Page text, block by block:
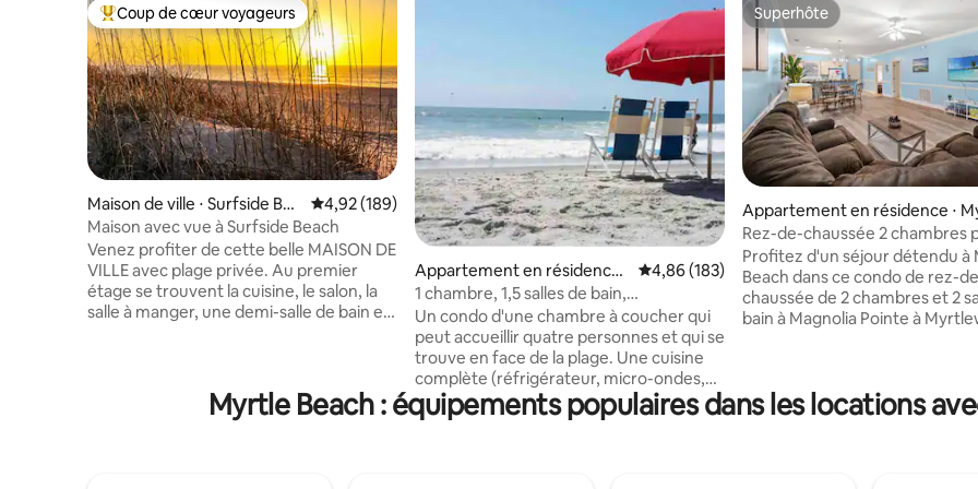
Coups de cœur voyageurs les plus appréciés
Coup de cœur voyageurs
Maison de ville ⋅ Surfside Bea
ch
Évaluation moyenne sur la base de 189 commentaires : 4,92 sur 5
4,92 (189)
Maison avec vue à Surfside Beach
Venez profiter de cette belle MAISON DE
VILLE avec plage privée. Au premier
étage se trouvent la cuisine, le salon, la
salle à manger, une demi-salle de bain et
salle de bain complète, un lave-linge et
un sèche-linge et un balcon ! Le
Appartement en résidence ⋅
Myrtle Beach
Évaluation moyenne sur la base de 183
4,86 (183)
1 chambre, 1,5 salles de bain,
4 couchages, à quelques pas de la plage
Un condo d'une chambre à coucher qui
peut accueillir quatre personnes et qui se
trouve en face de la plage. Une cuisine
complète (réfrigérateur, micro-ondes,
lave-vaisselle, couverts, casseroles et
poêles). La chambre dispose d'un lit
Superhôte
Superhôte
Appartement en résidence ⋅
le Beach
Rez-de-chaussée 2 chambres
golf et de la plage
Profitez d'un séjour détendu à
Beach dans ce condo de rez-
chaussée de 2 chambres et 2
bain à Magnolia Pointe à
un lave-linge/sèche-linge dans
logement et un accès pratique
Myrtle Beach : équipements populaires dans les locations